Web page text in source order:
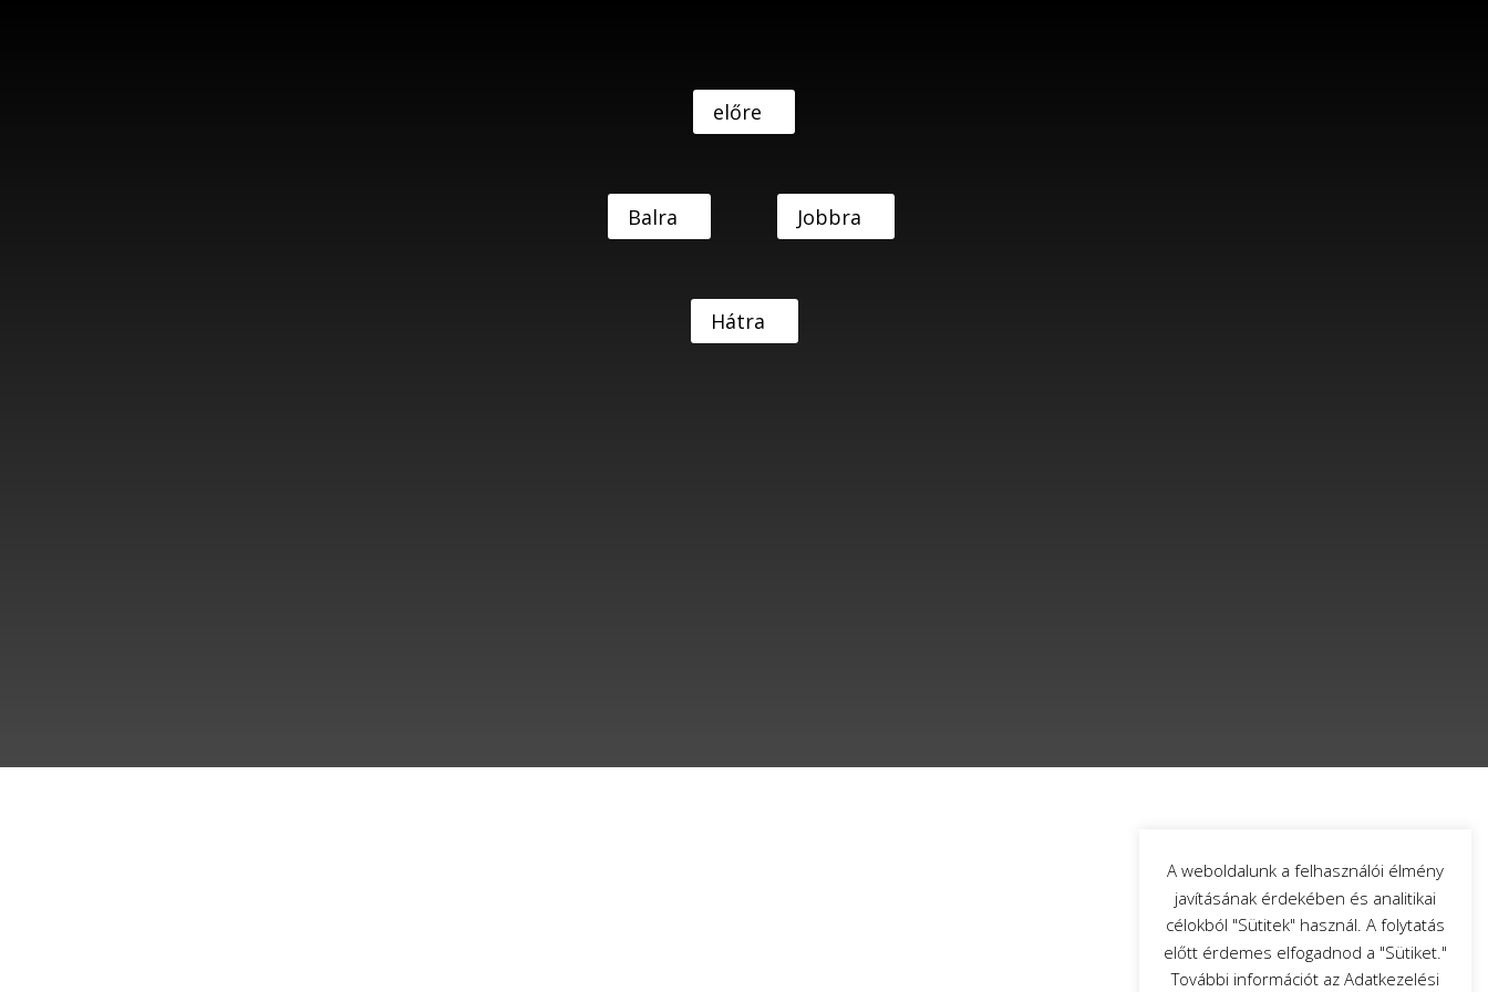
előre
Balra Jobbra
Hátra
A weboldalunk a felhasználói élmény
javításának érdekében és analitikai
célokból "Sütitek" használ. A folytatás
előtt érdemes elfogadnod a "Sütiket."
További információt az Adatkezelési